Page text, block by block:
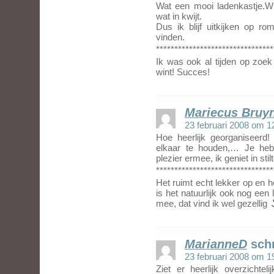
Wat een mooi
wat in kwijt.
Dus ik blijf uitkijken op
vinden.
Ik was ook al tijden op
wint! Succes!
Mariecus
23 februari 2008 om
Hoe heerlijk
elkaar te houden,… Je
plezier ermee, ik geniet in
Het ruimt echt lekker op en
is het natuurlijk ook nog
mee, dat vind ik wel gezellig
MarianneD
23 februari 2008 om
Ziet er heerlijk